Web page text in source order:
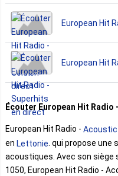
European Hit
European Hit
Écouter European Hit
European Hit Radio - Acoustic
en Lettonie . qui propose
acoustiques. Avec son siège
1050, European Hit Radio -